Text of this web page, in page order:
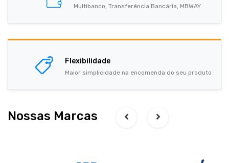
Multibanco, Transferência Bancária, MBWAY
Flexibilidade
Maior simplicidade na encomenda do seu produto
Nossas Marcas